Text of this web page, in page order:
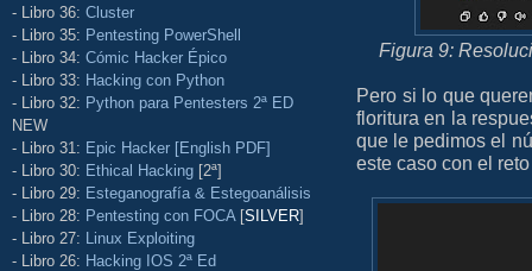
- Libro 36: Cluster
- Libro 35: Pentesting PowerShell
- Libro 34: Cómic Hacker Épico
- Libro 33: Hacking con Python
- Libro 32: Python para Pentesters 2ª ED
NEW
- Libro 31: Epic Hacker [English PDF]
- Libro 30: Ethical Hacking [2ª]
- Libro 29: Esteganografía & Estegoanálisis
- Libro 28: Pentesting con FOCA [SILVER]
- Libro 27: Linux Exploiting
- Libro 26: Hacking IOS 2ª Ed
Figura 9:
Pero si lo que
floritura en la
que le pedimos el
este caso con el